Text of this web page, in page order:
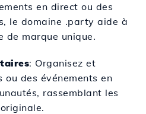
en direct ou des
le domaine .party aide à
de marque unique.
: Organisez et
ou des événements en
rassemblant les